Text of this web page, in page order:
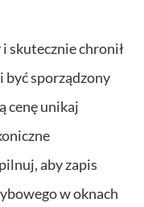
i skutecznie chronił
być sporządzony
cenę unikaj
aby zapis
w oknach